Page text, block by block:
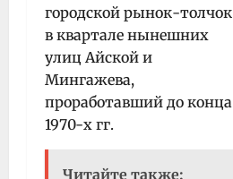
городской рынок-толчок
в квартале нынешних
улиц Айской и
Мингажева,
проработавший до конца
1970-х гг.
Читайте также: